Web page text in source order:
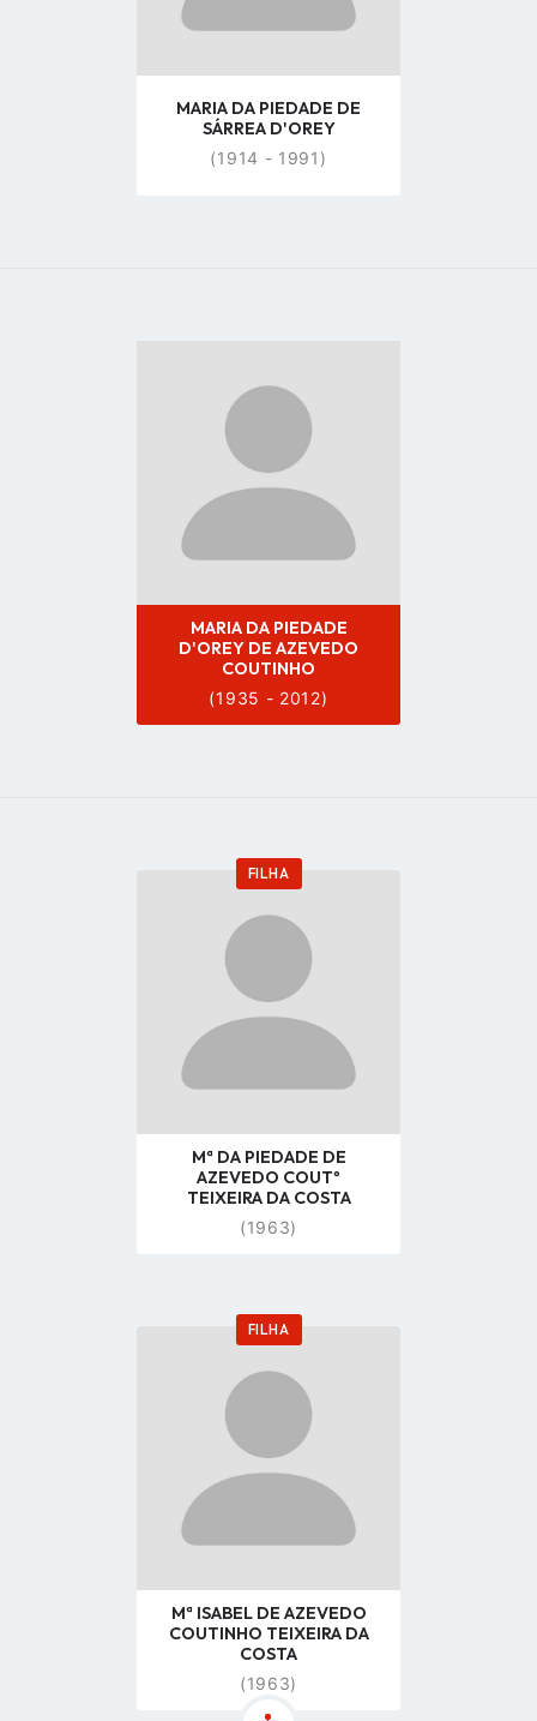
MARIA DA PIEDADE DE
SÁRREA D'OREY
(1914 - 1991)
profile
page
MARIA DA PIEDADE
D'OREY DE AZEVEDO
COUTINHO
(1935 - 2012)
FILHA
Go
profile
page
Mª DA PIEDADE DE
AZEVEDO COUTº
TEIXEIRA DA COSTA
(1963)
FILHA
Go
profile
page
Mª ISABEL DE AZEVEDO
COUTINHO TEIXEIRA DA
COSTA
(1963)